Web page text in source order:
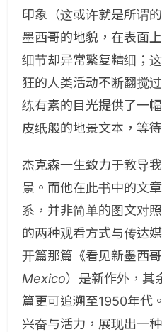
印象（这或许就是所谓
墨西哥的地貌，在表面
细节却异常繁复精细；
狂的人类活动不断翻搅
练有素的目光提供了一
皮纸般的地景文本，等
杰克森一生致力于教导
景。而他在此书中的文
系，并非简单的图文对
的两种观看方式与传达
开篇那篇《看见新墨西
Mexico）是新作外，其
篇更可追溯至1950年代
兴奋与活力，展现出一